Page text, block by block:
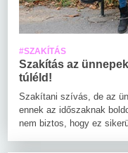
#SZAKÍTÁS
Szakítás az
túléld!
Szakítani szívás, de az
ennek az időszaknak
nem biztos, hogy ez